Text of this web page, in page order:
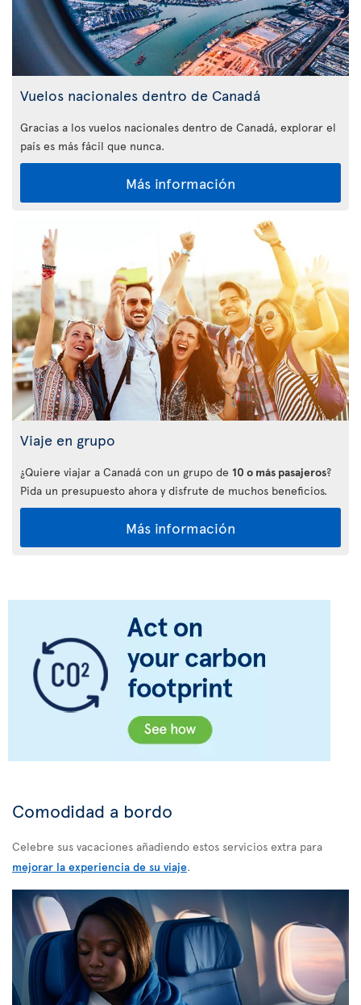
Vuelos nacionales dentro de Canadá
Gracias a los vuelos nacionales dentro de Canadá, explorar el
país es más fácil que nunca.
Más información
Viaje en grupo
¿Quiere viajar a Canadá con un grupo de 10 o más pasajeros?
Pida un presupuesto ahora y disfrute de muchos beneficios.
Más información
Comodidad a bordo
Celebre sus vacaciones añadiendo estos servicios extra para
mejorar la experiencia de su viaje.